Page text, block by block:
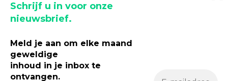
Schrijf u in voor onze
nieuwsbrief.
Meld je aan om elke maand
geweldige
inhoud in je inbox te
ontvangen.
Site
Mijn naam, e-mail en site opslaan in deze browser
voor de volgende keer wanneer ik een reactie plaats.